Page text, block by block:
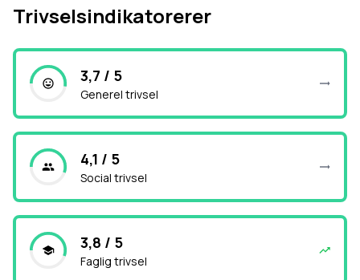
Trivselsindikatorerer
3,7 / 5
Generel trivsel
4,1 / 5
Social trivsel
3,8 / 5
Faglig trivsel